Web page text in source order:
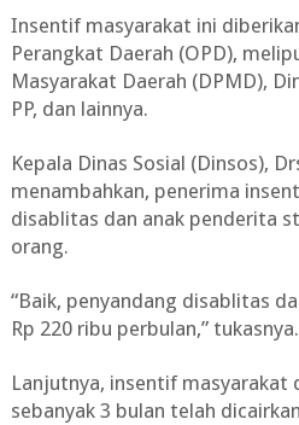
Insentif masyarakat ini
Perangkat Daerah (OPD),
Masyarakat Daerah (DPMD),
PP, dan lainnya.
Kepala Dinas Sosial (Dinsos),
menambahkan, penerima
disablitas dan anak penderita
orang.
“Baik, penyandang disablitas
Rp 220 ribu perbulan,” tukasnya.
Lanjutnya, insentif masyarakat
sebanyak 3 bulan telah